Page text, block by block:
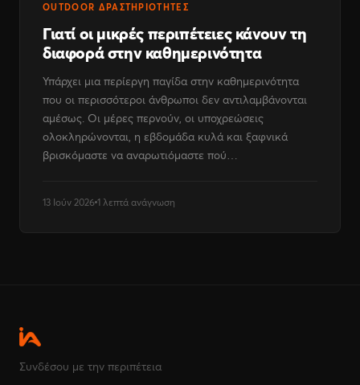
OUTDOOR ΔΡΑΣΤΗΡΙΌΤΗΤΕΣ
Γιατί οι μικρές περιπέτειες κάνουν τη
διαφορά στην καθημερινότητα
Υπάρχει μια περίεργη παγίδα στην καθημερινότητα
που οι περισσότεροι άνθρωποι δεν αντιλαμβάνονται
αμέσως. Οι μέρες περνούν, οι υποχρεώσεις
ολοκληρώνονται, η εβδομάδα κυλά και ξαφνικά
βρισκόμαστε να αναρωτιόμαστε πού…
13 Ιούν 2026 1 λεπτά ανάγνωση
Συνδέσου με την περιπέτεια